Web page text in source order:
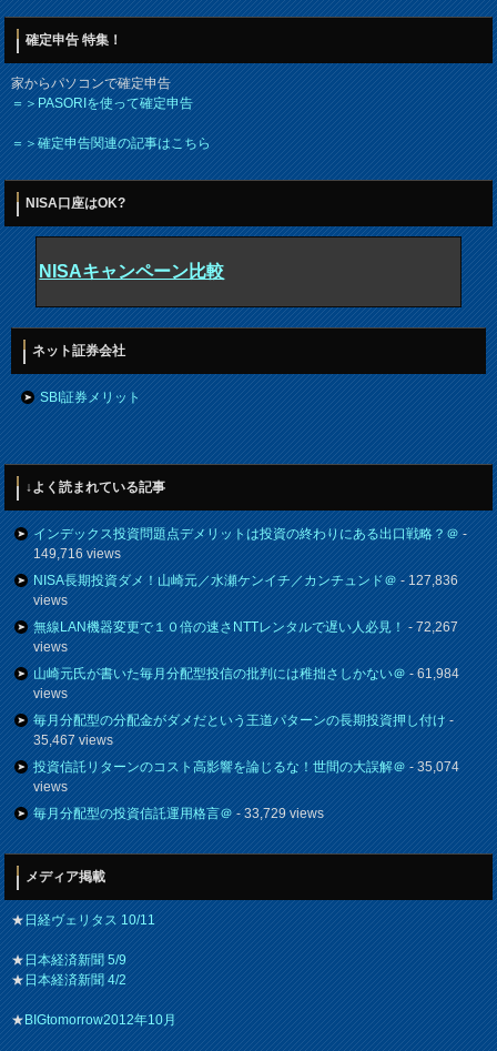
確定申告 特集！
家からパソコンで確定申告
＝＞PASORIを使って確定申告
＝＞確定申告関連の記事はこちら
NISA口座はOK?
NISAキャンペーン比較
ネット証券会社
SBI証券メリット
↓よく読まれている記事
インデックス投資問題点デメリットは投資の終わりにある出口戦略？＠-
149,716 views
NISA長期投資ダメ！山崎元／水瀬ケンイチ／カンチュンド＠- 127,836
views
無線LAN機器変更で１０倍の速さNTTレンタルで遅い人必見！- 72,267
views
山崎元氏が書いた毎月分配型投信の批判には稚拙さしかない＠- 61,984
views
毎月分配型の分配金がダメだという王道パターンの長期投資押し付け-
35,467 views
投資信託リターンのコスト高影響を論じるな！世間の大誤解＠- 35,074
views
毎月分配型の投資信託運用格言＠- 33,729 views
メディア掲載
★日経ヴェリタス 10/11
★日本経済新聞 5/9
★日本経済新聞 4/2
★BIGtomorrow2012年10月